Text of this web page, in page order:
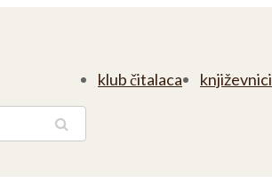
klub čitalaca književnici